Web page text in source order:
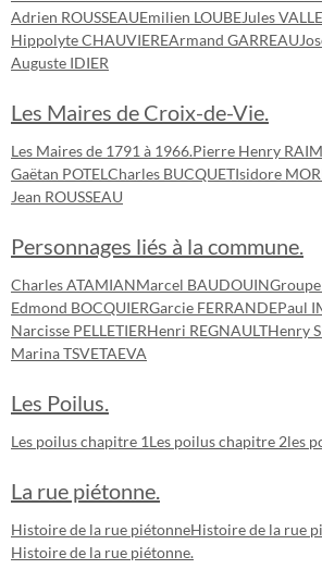
Adrien ROUSSEAUEmilien LOUBEJules
Hippolyte CHAUVIEREArmand GARREAU
Auguste IDIER
Les Maires de Croix-de-Vie.
Les Maires de 1791 à 1966.Pierre Henry
Gaëtan POTEL Charles BUCQUETIsidore
Jean ROUSSEAU
Personnages liés à la commune.
Charles ATAMIANMarcel BAUDOUIN
Edmond BOCQUIERGarcie FERRANDEPaul
Narcisse PELLETIERHenri REGNAULTHenry
Marina TSVETAEVA
Les Poilus.
Les poilus chapitre 1Les poilus chapitre 2les
La rue piétonne.
Histoire de la rue piétonneHistoire de la rue
Histoire de la rue piétonne.